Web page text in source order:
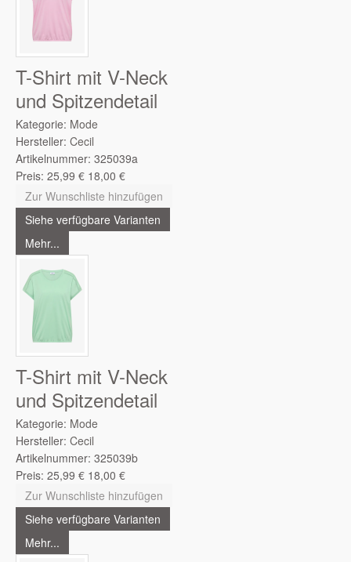
T-Shirt mit V-Neck
und Spitzendetail
Kategorie: Mode
Hersteller: Cecil
Artikelnummer: 325039a
Preis: 25,99 € 18,00 €
Zur Wunschliste hinzufügen
Siehe verfügbare Varianten
Mehr...
T-Shirt mit V-Neck
und Spitzendetail
Kategorie: Mode
Hersteller: Cecil
Artikelnummer: 325039b
Preis: 25,99 € 18,00 €
Zur Wunschliste hinzufügen
Siehe verfügbare Varianten
Mehr...